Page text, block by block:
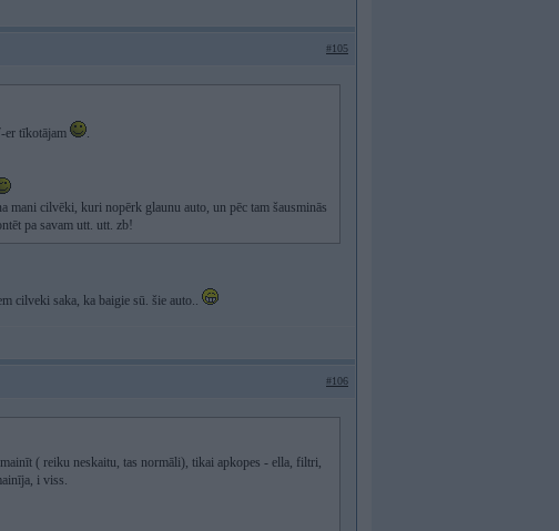
#105
er tīkotājam
.
mani cilvēki, kuri nopērk glaunu auto, un pēc tam šausminās
pa savam utt. utt. zb!
cilveki saka, ka baigie sū. šie auto..
#106
( reiku neskaitu, tas normāli), tikai apkopes - ella, filtri,
i viss.